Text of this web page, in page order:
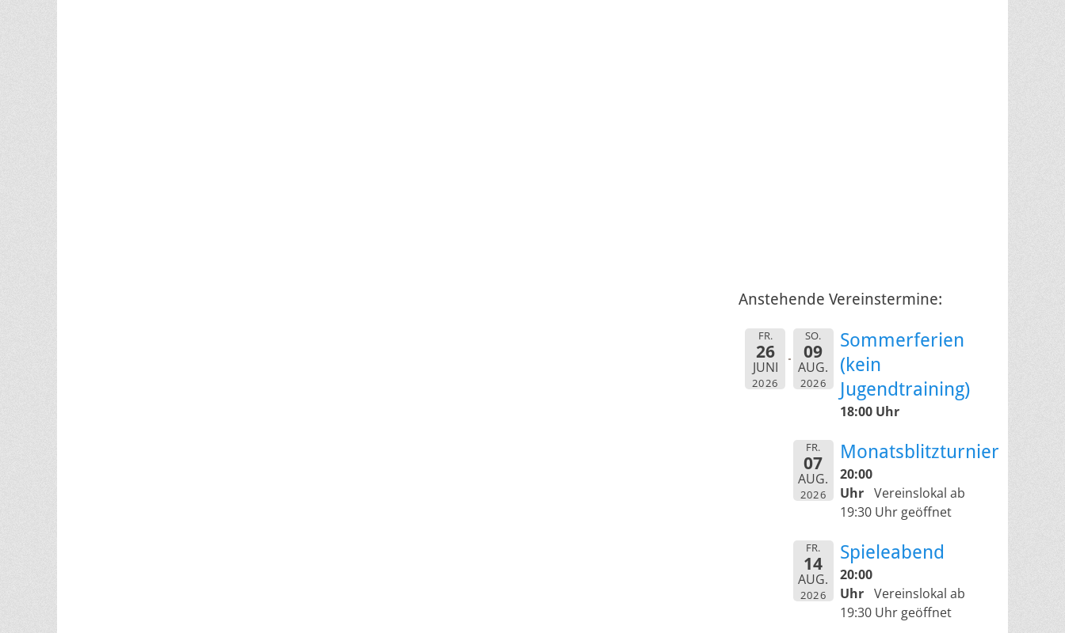
Anstehende Vereinstermine:
FR.
26
JUNI
2026
SO.
09
AUG.
2026
Sommerferien
(kein
Jugendtraining)
18:00 Uhr
FR.
07
AUG.
2026
Monatsblitzturnier
20:00
Uhr Vereinslokal ab
19:30 Uhr geöffnet
FR.
14
AUG.
2026
Spieleabend
20:00
Uhr Vereinslokal ab
19:30 Uhr geöffnet